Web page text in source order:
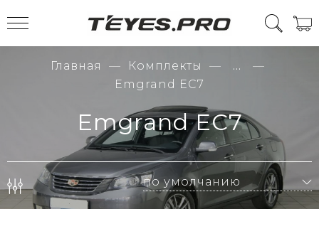
Главная Комплекты
...
Emgrand EC7
Emgrand EC7